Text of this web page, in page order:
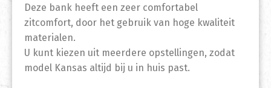
Deze bank heeft een zeer comfortabel
zitcomfort, door het gebruik van hoge kwaliteit
materialen.
U kunt kiezen uit meerdere opstellingen, zodat
model Kansas altijd bij u in huis past.